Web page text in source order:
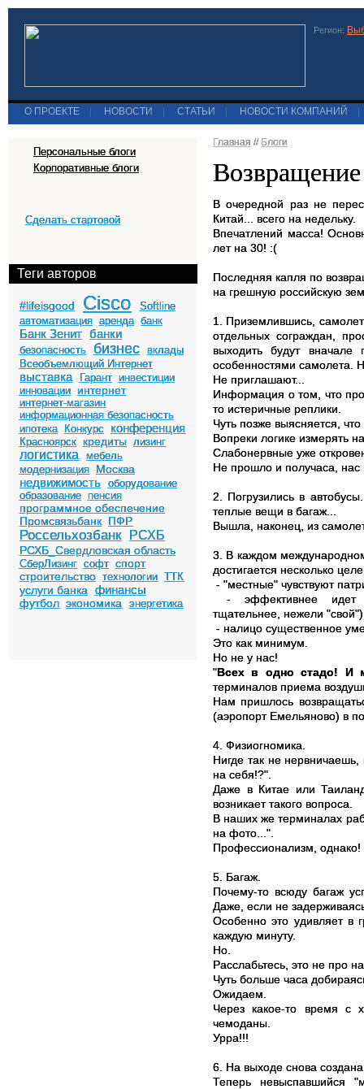
Регион:
О ПРОЕКТЕ НОВОСТИ СТАТЬИ НОВОСТИ КОМПАНИЙ
Персональные блоги
Корпоративные блоги
Сделать стартовой
Теги авторов
#lifeisgood Cisco
Softline
автоматизация аренда банк
Банк Зенит банки
безопасность бизнес
вклады
Всеобъемлющий Интернет
выставка Гарант инвестиции
инновации
интернет
интернет-магазин
информационная безопасность
ипотека
Конкурс конференция
Красноярск кредиты лизинг
логистика
мебель
модернизация
Москва
недвижимость оборудование
образование пенсия
программное обеспечение
Промсвязьбанк ПФР
Россельхозбанк РСХБ
РСХБ_Свердловская область
СберЛизинг софт спорт
строительство технологии ТТК
услуги банка финансы
футбол экономика энергетика
Главная // Блоги
В очередной раз не
Китай... всего на недельку.
Впечатлений масса!
лет на 30! :(
Последняя капля по
на грешную российскую
1. Приземлившись,
отдельных сограждан,
выходить будут вначале
особенностями самолета.
Не приглашают...
Информация о том, что
то истеричные реплики.
Чуть позже выясняется,
Вопреки логике измерять
Слабонервные уже
Не прошло и получаса, нас
2. Погрузились в
теплые вещи в багаж...
Вышла, наконец, из
3. В каждом
достигается несколько
- "местные" чувствуют
- эффективнее идет
тщательнее, нежели
- налицо существенное
Это как минимум.
Но не у нас!
"Всех в одно стадо! И
терминалов приема
Нам пришлось
(аэропорт Емельяново) в
4. Физиогномика.
Нигде так не
на себя!?".
Даже в Китае или
возникает такого вопроса.
В наших же терминалах
на фото...".
Профессионализм, однако!
5. Багаж.
Почему-то всюду багаж
Даже, если не
Особенно это удивляет в
каждую минуту.
Но.
Расслабьтесь, это не про
Чуть больше часа
Ожидаем.
Через какое-то время с
чемоданы.
Урра!!!
6. На выходе снова
Теперь невыспавшийся